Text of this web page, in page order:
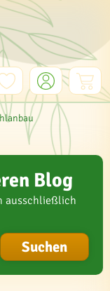
Blog
ausschließlich